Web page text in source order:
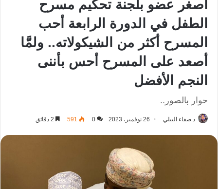
أصغر عضو بلجنة تحكيم مسرح
الطفل في الدورة الرابعة أحب
المسرح أكثر من الشيكولاته.. ولمَّا
أصعد على المسرح أحس بأننى
النجم الأفضل
حوار بالصور..
د.صفاء البيلي 26 نوفمبر، 2023 0
591